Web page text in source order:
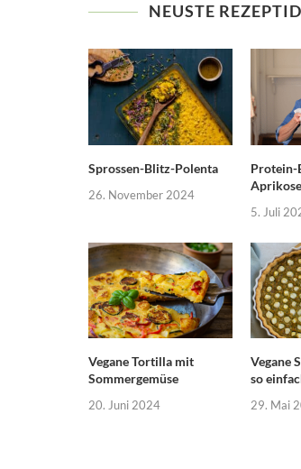
NEUSTE
Sprossen-Blitz-Polenta
26. November 2024
Protein-
5. Juli
Vegane Tortilla mit
Sommergemüse
20. Juni 2024
Vegane
so
29. Mai